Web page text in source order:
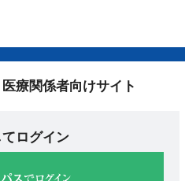
療関係者向けサイト
ログイン